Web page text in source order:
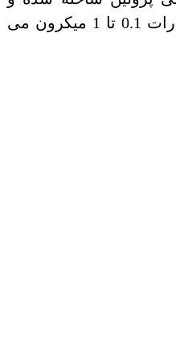
قادر به از بین بردن ذرات 0.1 تا 1 میکرون می